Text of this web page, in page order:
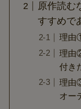
原作読む
すすめで
理由
理由
付き
理由
オー